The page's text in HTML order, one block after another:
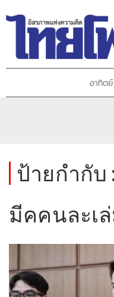
อาทิต
ป้ายกำกับ :
มีคคนละเ